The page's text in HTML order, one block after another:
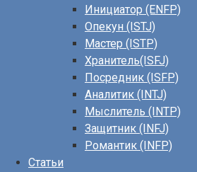
Инициатор (ENFP)
Опекун (ISTJ)
Мастер (ISTP)
Хранитель(ISFJ)
Посредник (ISFP)
Аналитик (INTJ)
Мыслитель (INTP)
Защитник (INFJ)
Романтик (INFP)
Статьи